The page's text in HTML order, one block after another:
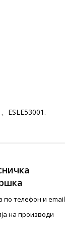
ESLE53001.
по телефон и еmail
на производи